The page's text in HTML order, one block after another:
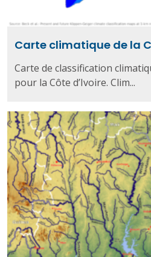
Carte climatique de la
Carte de classification
pour la Côte d’Ivoire. Clim...